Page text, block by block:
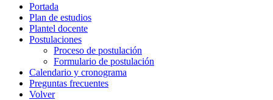
Portada
Plan de estudios
Plantel docente
Postulaciones
Proceso de postulación
Formulario de postulación
Calendario y cronograma
Preguntas frecuentes
Volver